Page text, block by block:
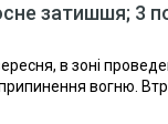
затишшя; 3
в зоні
вогню.